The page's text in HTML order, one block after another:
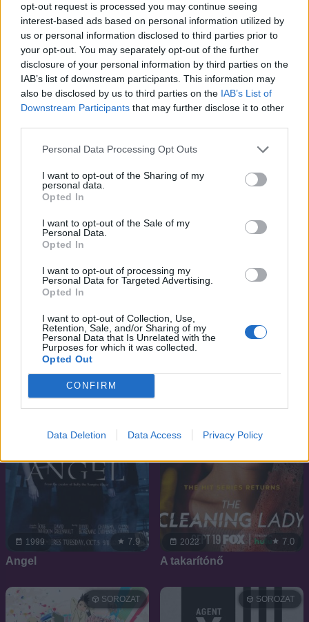
opt-out request is processed you may continue seeing
interest-based ads based on personal information utilized by
us or personal information disclosed to third parties prior to
your opt-out. You may separately opt-out of the further
disclosure of your personal information by third parties on the
IAB’s list of downstream participants. This information may
also be disclosed by us to third parties on the IAB’s List of
Downstream Participants that may further disclose it to other
Personal Data Processing Opt Outs
I want to opt-out of the Sharing of my
personal data.
Opted In
I want to opt-out of the Sale of my
Personal Data.
Opted In
I want to opt-out of processing my
Personal Data for Targeted Advertising.
Opted In
I want to opt-out of Collection, Use,
Retention, Sale, and/or Sharing of my
Personal Data that Is Unrelated with the
Purposes for which it was collected.
Opted Out
CONFIRM
Data Deletion Data Access Privacy Policy
1990 7.5
Balu kapitány kalandjai
2022
A rendfenntartó
2004
SOROZAT
A bátor Juan atya
SOROZAT
Pokémon Origins
1999
SOROZAT
7.9
Angel
2022 7.0
A takarítónő
SOROZAT SOROZAT